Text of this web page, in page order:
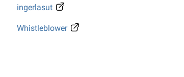
ingerlasut
Whistleblower